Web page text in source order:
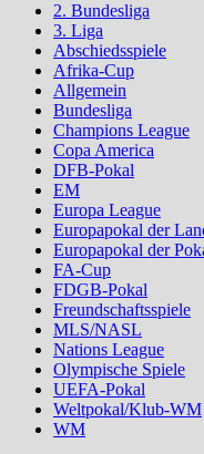
2. Bundesliga
3. Liga
Abschiedsspiele
Afrika-Cup
Allgemein
Bundesliga
Champions League
Copa America
DFB-Pokal
EM
Europa League
Europapokal der
Europapokal der
FA-Cup
FDGB-Pokal
Freundschaftsspiele
MLS/NASL
Nations League
Olympische Spiele
UEFA-Pokal
Weltpokal/Klub-WM
WM